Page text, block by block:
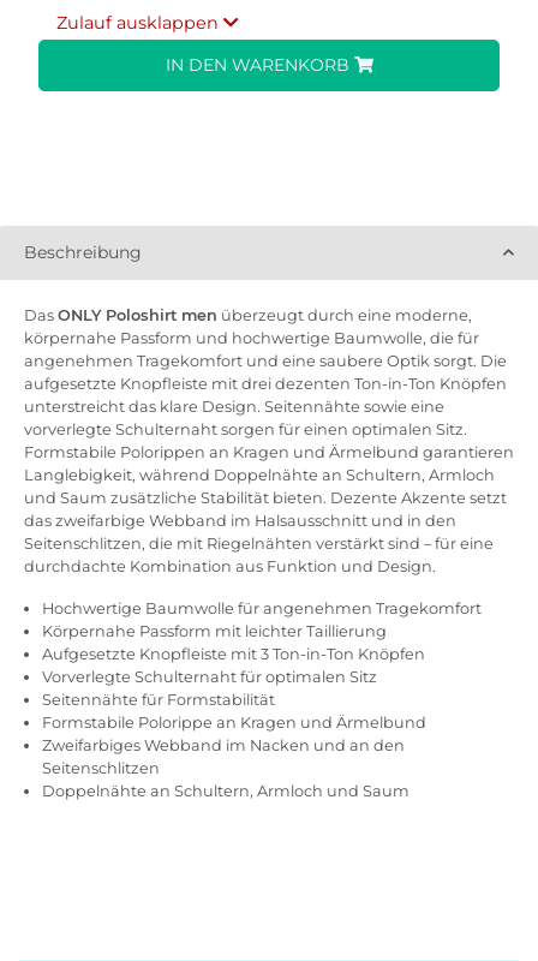
Zulauf ausklappen
IN DEN WARENKORB
Beschreibung
Das ONLY Poloshirt men überzeugt durch eine moderne,
körpernahe Passform und hochwertige Baumwolle, die für
angenehmen Tragekomfort und eine saubere Optik sorgt. Die
aufgesetzte Knopfleiste mit drei dezenten Ton-in-Ton Knöpfen
unterstreicht das klare Design. Seitennähte sowie eine
vorverlegte Schulternaht sorgen für einen optimalen Sitz.
Formstabile Polorippen an Kragen und Ärmelbund garantieren
Langlebigkeit, während Doppelnähte an Schultern, Armloch
und Saum zusätzliche Stabilität bieten. Dezente Akzente setzt
das zweifarbige Webband im Halsausschnitt und in den
Seitenschlitzen, die mit Riegelnähten verstärkt sind – für eine
durchdachte Kombination aus Funktion und Design.
Hochwertige Baumwolle für angenehmen Tragekomfort
Körpernahe Passform mit leichter Taillierung
Aufgesetzte Knopfleiste mit 3 Ton-in-Ton Knöpfen
Vorverlegte Schulternaht für optimalen Sitz
Seitennähte für Formstabilität
Formstabile Polorippe an Kragen und Ärmelbund
Zweifarbiges Webband im Nacken und an den
Seitenschlitzen
Doppelnähte an Schultern, Armloch und Saum